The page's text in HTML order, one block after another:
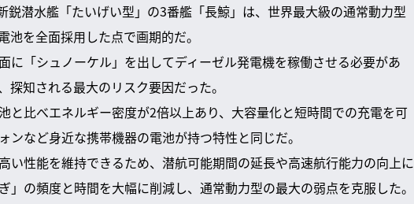
潜水艦「たいげい型」の3番艦「長鯨」は、世界最大級の通常動力型
を全面採用した点で画期的だ。
に「シュノーケル」を出してディーゼル発電機を稼働させる必要があ
知される最大のリスク要因だった。
と比べエネルギー密度が2倍以上あり、大容量化と短時間での充電を可
など身近な携帯機器の電池が持つ特性と同じだ。
い性能を維持できるため、潜航可能期間の延長や高速航行能力の向上に
」の頻度と時間を大幅に削減し、通常動力型の最大の弱点を克服した。